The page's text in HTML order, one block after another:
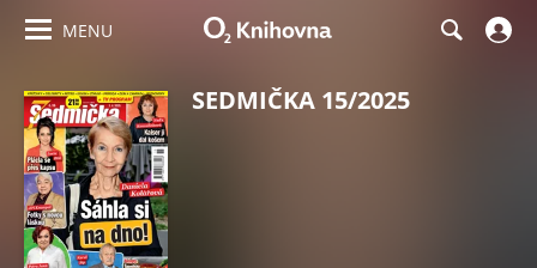
MENU
SEDMIČKA 15/2025